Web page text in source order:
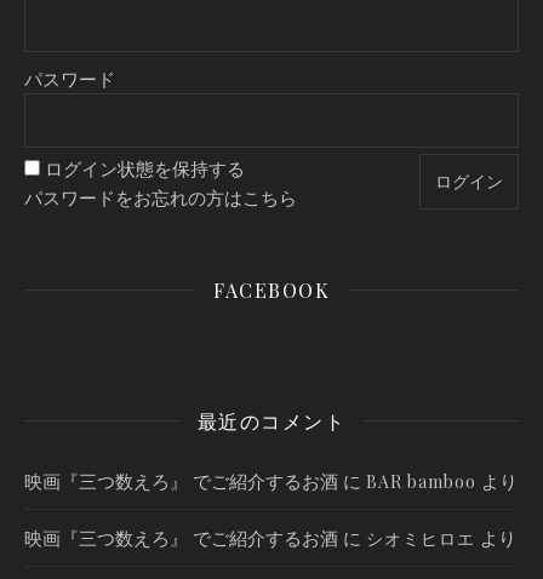
パスワード
ログイン状態を保持する
パスワードをお忘れの方はこちら
FACEBOOK
最近のコメント
映画『三つ数えろ』 でご紹介するお酒 に BAR bamboo より
映画『三つ数えろ』 でご紹介するお酒 に シオミヒロエ より